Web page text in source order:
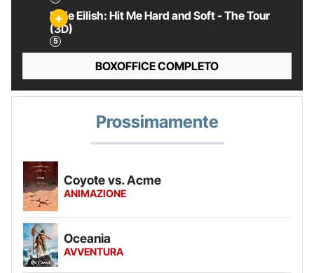
Billie Eilish: Hit Me Hard and Soft - The Tour
(3D)
BOXOFFICE COMPLETO
Prossimamente
Coyote vs. Acme
ANIMAZIONE
Oceania
AVVENTURA